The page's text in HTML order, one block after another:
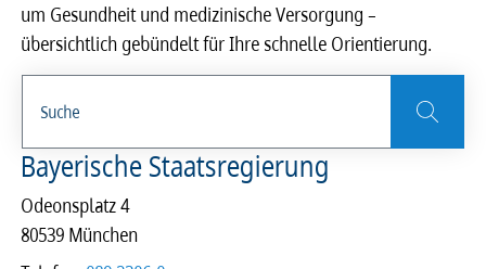
um Gesundheit und medizinische Versorgung –
übersichtlich gebündelt für Ihre schnelle Orientierung.
Bayerische Staatsregierung
Odeonsplatz 4
80539 München